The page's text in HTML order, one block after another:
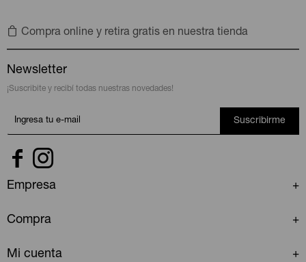
Compra online y retira gratis en nuestra tienda
Newsletter
¡Suscribite y recibí todas nuestras novedades!
Suscribirme
 
Empresa
Compra
Mi cuenta